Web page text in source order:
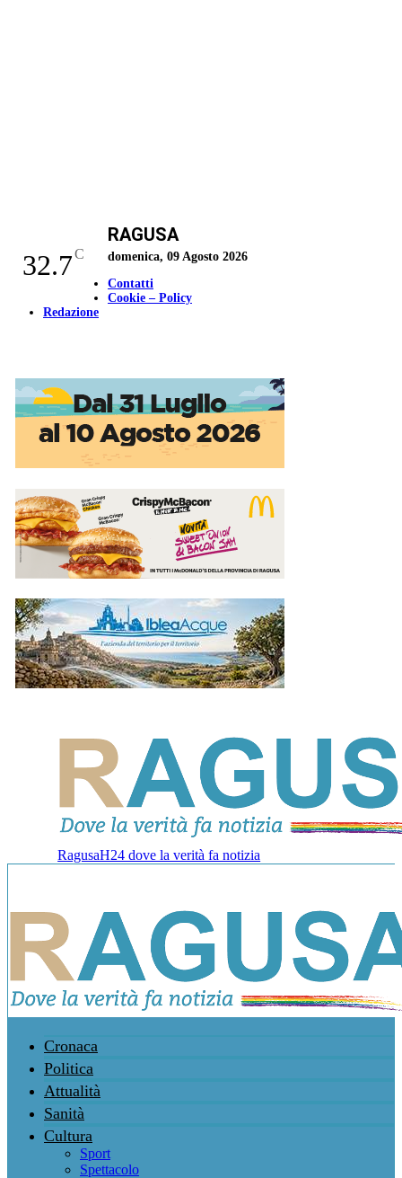
32.7C
RAGUSA
domenica, 09 Agosto 2026
Contatti
Cookie – Policy
Redazione
RagusaH24 dove la verità fa notizia
Cronaca
Politica
Attualità
Sanità
Cultura
Sport
Spettacolo